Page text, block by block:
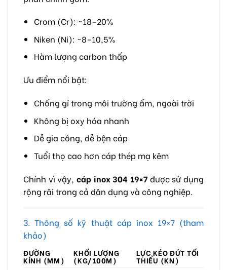
Crom (Cr): ~18–20%
Niken (Ni): ~8–10,5%
Hàm lượng carbon thấp
Ưu điểm nổi bật:
Chống gỉ trong môi trường ẩm, ngoài trời
Không bị oxy hóa nhanh
Dễ gia công, dễ bện cáp
Tuổi thọ cao hơn cáp thép mạ kẽm
Chính vì vậy, cáp inox 304 19×7 được sử dụng
rộng rãi trong cả dân dụng và công nghiệp.
3. Thông số kỹ thuật cáp inox 19×7 (tham
khảo)
ĐƯỜNG
KÍNH (MM)
KHỐI LƯỢNG
(KG/100M)
LỰC KÉO ĐỨT TỐI
THIỂU (KN)